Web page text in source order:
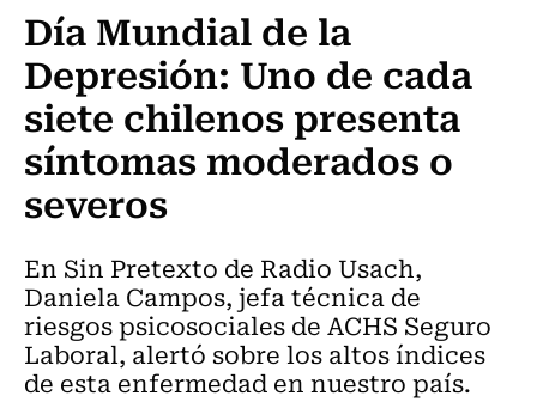
Día Mundial de la
Depresión: Uno de cada
siete chilenos presenta
síntomas moderados o
severos
En Sin Pretexto de Radio Usach,
Daniela Campos, jefa técnica de
riesgos psicosociales de ACHS Seguro
Laboral, alertó sobre los altos índices
de esta enfermedad en nuestro país.